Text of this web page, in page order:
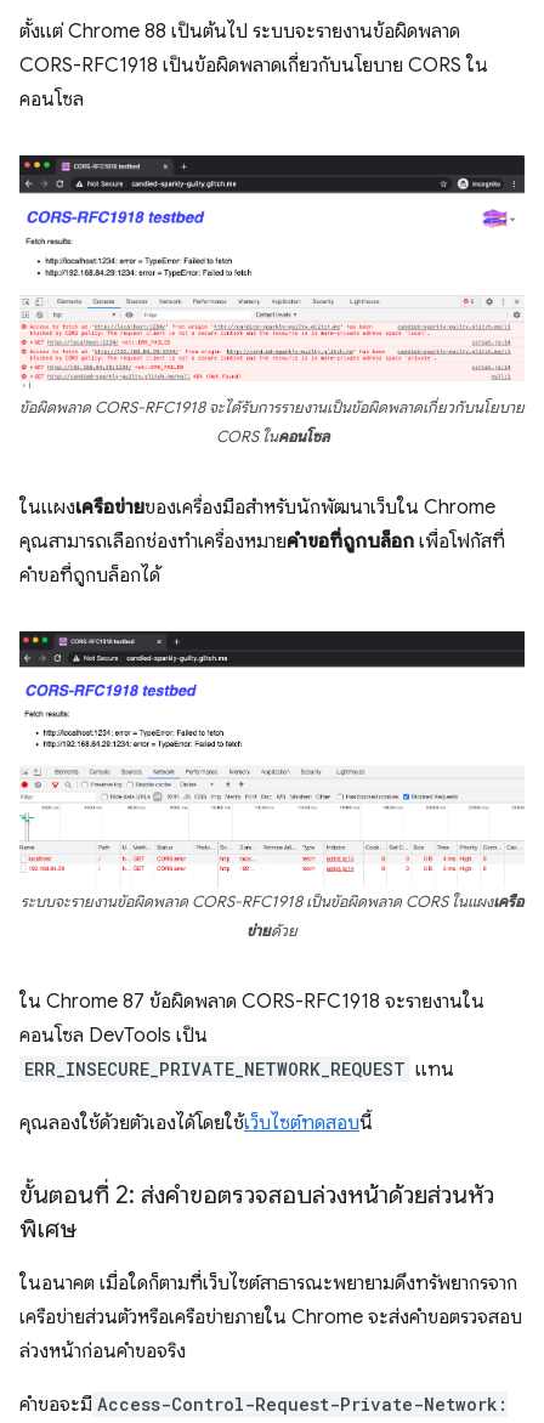
ตั้งแต่ Chrome 88 เป็นต้นไป ระบบจะรายงานข้อผิดพลาด
CORS-RFC1918 เป็นข้อผิดพลาดเกี่ยวกับนโยบาย CORS ใน
คอนโซล
ข้อผิดพลาด CORS-RFC1918 จะได้รับการรายงานเป็นข้อผิดพลาดเกี่ยวกับนโยบาย
CORS ในคอนโซล
ในแผงเครือข่ายของเครื่องมือสำหรับนักพัฒนาเว็บใน Chrome
คุณสามารถเลือกช่องทำเครื่องหมายคำขอที่ถูกบล็อก เพื่อโฟกัสที่
คำขอที่ถูกบล็อกได้
ระบบจะรายงานข้อผิดพลาด CORS-RFC1918 เป็นข้อผิดพลาด CORS ในแผงเครือ
ข่ายด้วย
ใน Chrome 87 ข้อผิดพลาด CORS-RFC1918 จะรายงานใน
คอนโซล DevTools เป็น
ERR_INSECURE_PRIVATE_NETWORK_REQUEST แทน
คุณลองใช้ด้วยตัวเองได้โดยใช้เว็บไซต์ทดสอบนี้
ขั้นตอนที่ 2: ส่งคำขอตรวจสอบล่วงหน้าด้วยส่วนหัว
พิเศษ
ในอนาคต เมื่อใดก็ตามที่เว็บไซต์สาธารณะพยายามดึงทรัพยากรจาก
เครือข่ายส่วนตัวหรือเครือข่ายภายใน Chrome จะส่งคำขอตรวจสอบ
ล่วงหน้าก่อนคำขอจริง
คำขอจะมี Access-Control-Request-Private-Network: